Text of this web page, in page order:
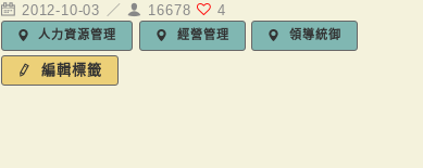
2012-10-03 ／ 16678 4
人力資源管理 經營管理 領導統御
編輯標籤